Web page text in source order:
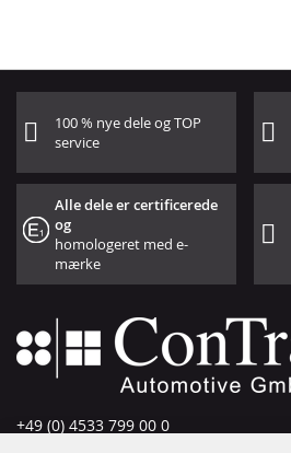
100 % nye dele og TOP
service
Alle dele er certificerede
og
homologeret med e-
mærke
+49 (0) 4533 799 00 0